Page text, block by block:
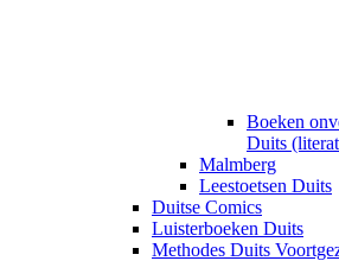
Boeken
Duits
Malmberg
Leestoetsen Duits
Duitse Comics
Luisterboeken Duits
Methodes Duits